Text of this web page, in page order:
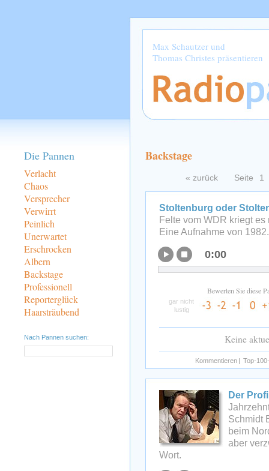
Die Pannen
Verlacht
Chaos
Versprecher
Verwirrt
Peinlich
Unerwartet
Erschrocken
Albern
Backstage
Professionell
Reporterglück
Haarsträubend
Nach Pannen suchen:
Max Schautzer und
Thomas Christes präsentieren
Backstage
« zurück Seite 1
Stoltenburg oder
Felte vom WDR kriegt
Eine Aufnahme von 1982.
0:00
Bewerten Sie diese
gar nicht
lustig
Keine
Kommentieren | Top-
Der
Schmidt
beim
aber
Wort.